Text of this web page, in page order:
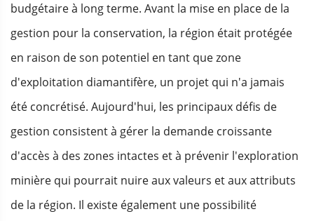
budgétaire à long terme. Avant la mise en place de la
gestion pour la conservation, la région était protégée
en raison de son potentiel en tant que zone
d'exploitation diamantifère, un projet qui n'a jamais
été concrétisé. Aujourd'hui, les principaux défis de
gestion consistent à gérer la demande croissante
d'accès à des zones intactes et à prévenir l'exploration
minière qui pourrait nuire aux valeurs et aux attributs
de la région. Il existe également une possibilité